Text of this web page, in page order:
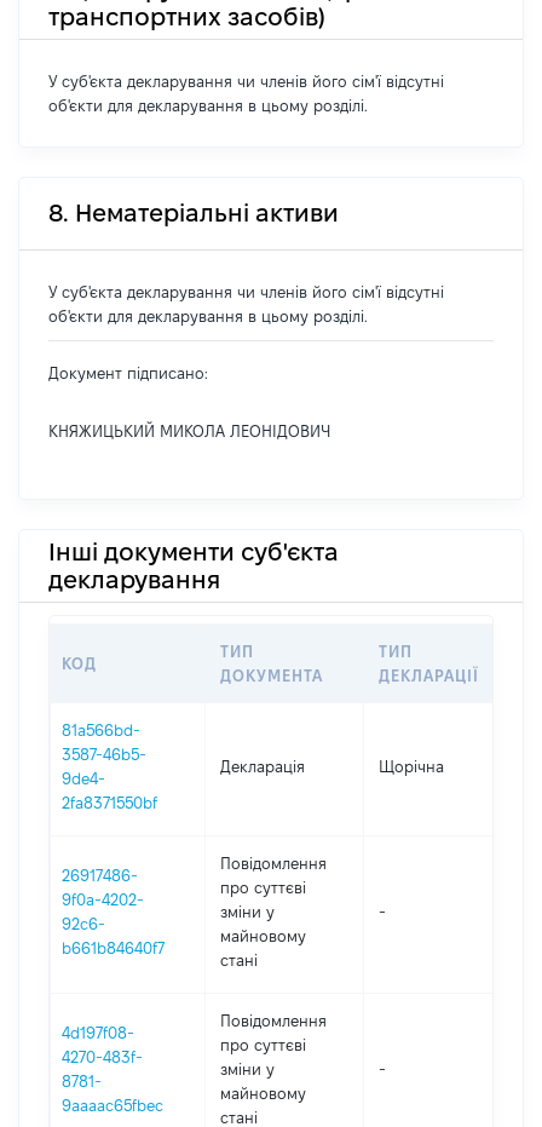
транспортних засобів)
У суб'єкта декларування чи членів його сім'ї відсутні
об'єкти для декларування в цьому розділі.
8. Нематеріальні активи
У суб'єкта декларування чи членів його сім'ї відсутні
об'єкти для декларування в цьому розділі.
Документ підписано:
КНЯЖИЦЬКИЙ МИКОЛА ЛЕОНІДОВИЧ
Інші документи суб'єкта
декларування
КОД
ТИП
ДОКУМЕНТА
ТИП
ДЕКЛАРАЦІЇ
81a566bd-
3587-46b5-
9de4-
2fa8371550bf
Декларація Щорічна
26917486-
9f0a-4202-
92c6-
b661b84640f7
Повідомлення
про суттєві
зміни y
майновому
стані
-
4d197f08-
4270-483f-
8781-
9aaaac65fbec
Повідомлення
про суттєві
зміни y
майновому
стані
-